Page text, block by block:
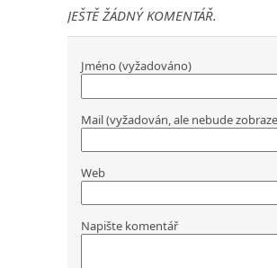
JEŠTĚ ŽÁDNÝ KOMENTÁŘ.
Jméno (vyžadováno)
Mail (vyžadován, ale nebude
Web
Napište komentář